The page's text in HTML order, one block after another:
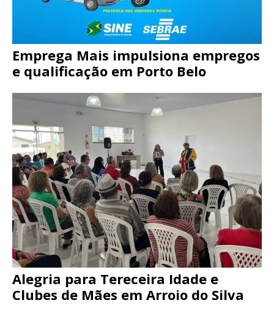
Emprega Mais impulsiona empregos
e qualificação em Porto Belo
Alegria para Tereceira Idade e
Clubes de Mães em Arroio do Silva